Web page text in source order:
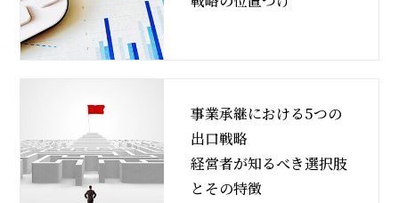
事業承継における5つの
出口戦略
経営者が知るべき選択肢
とその特徴